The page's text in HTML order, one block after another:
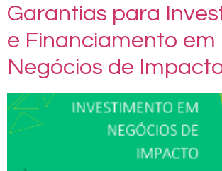
Garantias para
e Financiamento em
Negócios de